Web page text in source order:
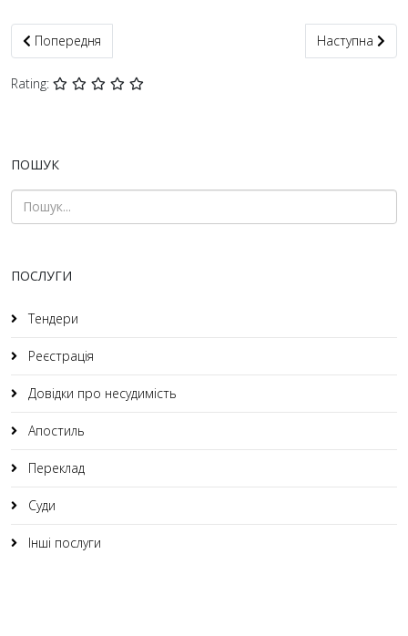
Попередня стаття: Зміна КВЕД
Попередня Наступна
Наступна
Rating:
ПОШУК
ПОСЛУГИ
Тендери
Реєстрація
Довідки про несудимість
Апостиль
Переклад
Суди
Інші послуги